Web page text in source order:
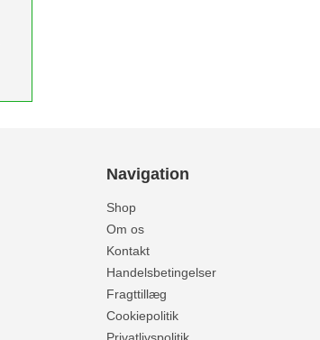
Navigation
Shop
Om os
Kontakt
Handelsbetingelser
Fragttillæg
Cookiepolitik
Privatlivspolitik